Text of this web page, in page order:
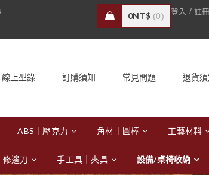
0NT$ 0 登入 / 註冊
線上型錄 訂購須知 常見問題 退貨須
ABS｜壓克力 角材｜圓棒 工藝材料
修邊刀 手工具｜夾具 設備/桌椅收納